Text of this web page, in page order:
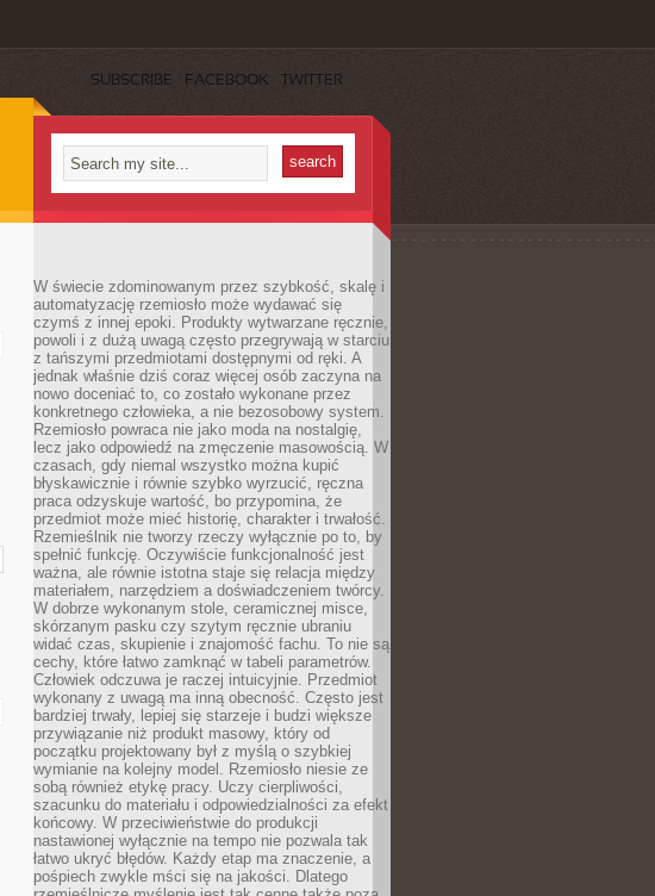
SUBSCRIBE FACEBOOK TWITTER
W świecie zdominowanym przez szybkość, skalę i
automatyzację rzemiosło może wydawać się
czymś z innej epoki. Produkty wytwarzane ręcznie,
powoli i z dużą uwagą często przegrywają w starciu
z tańszymi przedmiotami dostępnymi od ręki. A
jednak właśnie dziś coraz więcej osób zaczyna na
nowo doceniać to, co zostało wykonane przez
konkretnego człowieka, a nie bezosobowy system.
Rzemiosło powraca nie jako moda na nostalgię,
lecz jako odpowiedź na zmęczenie masowością. W
czasach, gdy niemal wszystko można kupić
błyskawicznie i równie szybko wyrzucić, ręczna
praca odzyskuje wartość, bo przypomina, że
przedmiot może mieć historię, charakter i trwałość.
Rzemieślnik nie tworzy rzeczy wyłącznie po to, by
spełnić funkcję. Oczywiście funkcjonalność jest
ważna, ale równie istotna staje się relacja między
materiałem, narzędziem a doświadczeniem twórcy.
W dobrze wykonanym stole, ceramicznej misce,
skórzanym pasku czy szytym ręcznie ubraniu
widać czas, skupienie i znajomość fachu. To nie są
cechy, które łatwo zamknąć w tabeli parametrów.
Człowiek odczuwa je raczej intuicyjnie. Przedmiot
wykonany z uwagą ma inną obecność. Często jest
bardziej trwały, lepiej się starzeje i budzi większe
przywiązanie niż produkt masowy, który od
początku projektowany był z myślą o szybkiej
wymianie na kolejny model. Rzemiosło niesie ze
sobą również etykę pracy. Uczy cierpliwości,
szacunku do materiału i odpowiedzialności za efekt
końcowy. W przeciwieństwie do produkcji
nastawionej wyłącznie na tempo nie pozwala tak
łatwo ukryć błędów. Każdy etap ma znaczenie, a
pośpiech zwykle mści się na jakości. Dlatego